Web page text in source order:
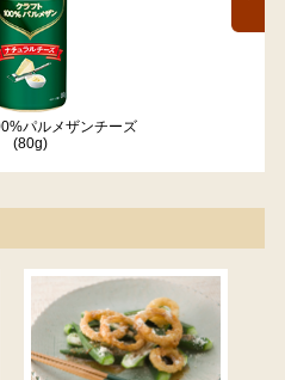
パルメザンチーズ
(80g)